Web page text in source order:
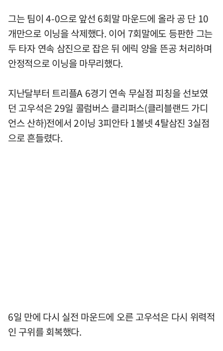
그는 팀이 4-0으로 앞선 6회말 마운드에 올라 공 단 10
개만으로 이닝을 삭제했다. 이어 7회말에도 등판한 그는
두 타자 연속 삼진으로 잡은 뒤 에릭 양을 뜬공 처리하며
안정적으로 이닝을 마무리했다.
지난달부터 트리플A 6경기 연속 무실점 피칭을 선보였
던 고우석은 29일 콜럼버스 클리퍼스(클리블랜드 가디
언스 산하)전에서 2이닝 3피안타 1볼넷 4탈삼진 3실점
으로 흔들렸다.
6일 만에 다시 실전 마운드에 오른 고우석은 다시 위력적
인 구위를 회복했다.